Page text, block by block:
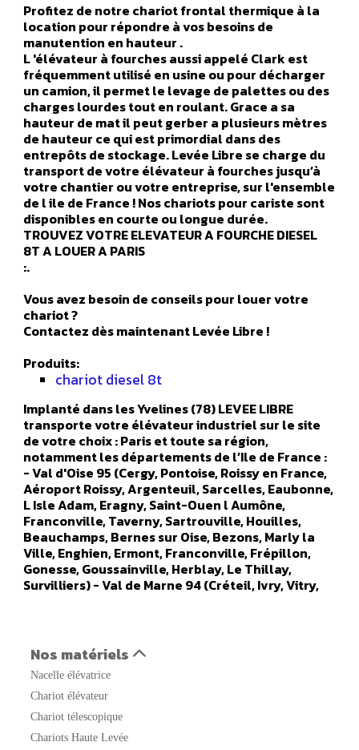
Profitez de notre chariot frontal thermique à la
location pour répondre à vos besoins de
manutention en hauteur .
L 'élévateur à fourches aussi appelé Clark est
fréquemment utilisé en usine ou pour décharger
un camion, il permet le levage de palettes ou des
charges lourdes tout en roulant. Grace a sa
hauteur de mat il peut gerber a plusieurs mètres
de hauteur ce qui est primordial dans des
entrepôts de stockage. Levée Libre se charge du
transport de votre élévateur à fourches jusqu’à
votre chantier ou votre entreprise, sur l'ensemble
de l ile de France ! Nos chariots pour cariste sont
disponibles en courte ou longue durée.
TROUVEZ VOTRE ELEVATEUR A FOURCHE DIESEL
8T A LOUER A PARIS
:.
Vous avez besoin de conseils pour louer votre
chariot ?
Contactez dès maintenant Levée Libre !
Produits:
chariot diesel 8t
Implanté dans les Yvelines (78) LEVEE LIBRE
transporte votre élévateur industriel sur le site
de votre choix : Paris et toute sa région,
notamment les départements de l’Ile de France :
- Val d'Oise 95 (Cergy, Pontoise, Roissy en France,
Aéroport Roissy, Argenteuil, Sarcelles, Eaubonne,
L Isle Adam, Eragny, Saint-Ouen l Aumône,
Franconville, Taverny, Sartrouville, Houilles,
Beauchamps, Bernes sur Oise, Bezons, Marly la
Ville, Enghien, Ermont, Franconville, Frépillon,
Gonesse, Goussainville, Herblay, Le Thillay,
Survilliers) - Val de Marne 94 (Créteil, Ivry, Vitry,
sur Marne, Chevilly Larue, Fresnes, Gentilly, Le
Kremlin Bicêtre, L Hays Les Roses, Maisons Alfort,
Nogent sur Marne, Orly, Aéroport Orly, Rungis,
Saint Maur des Fosses, Sucy en Brie, Thiais,
Vanves, Valenton, Villejuif, Villeneuve le Roi,
Villeneuve Saint Georges) - Seine Saint Denis 93
(Saint Denis, Aulnay sous Bois, Noisy le Grand,
Nos matériels
Nacelle élévatrice
Chariot élévateur
Chariot télescopique
Chariots Haute Levée